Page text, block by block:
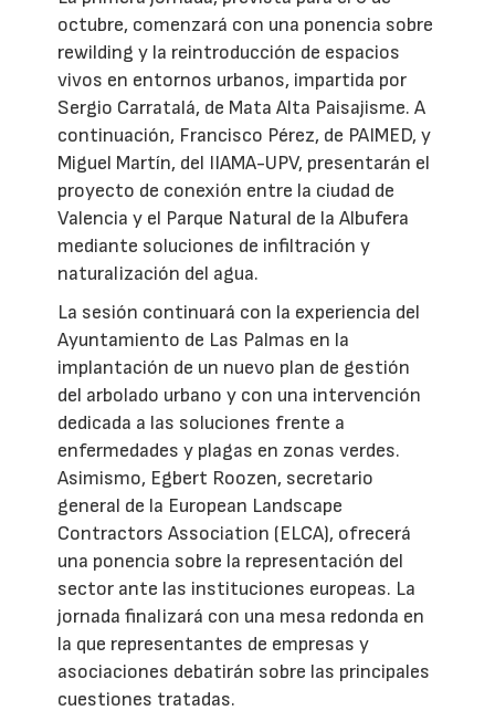
octubre, comenzará con una ponencia sobre
rewilding y la reintroducción de espacios
vivos en entornos urbanos, impartida por
Sergio Carratalá, de Mata Alta Paisajisme. A
continuación, Francisco Pérez, de PAIMED, y
Miguel Martín, del IIAMA-UPV, presentarán el
proyecto de conexión entre la ciudad de
Valencia y el Parque Natural de la Albufera
mediante soluciones de infiltración y
naturalización del agua.
La sesión continuará con la experiencia del
Ayuntamiento de Las Palmas en la
implantación de un nuevo plan de gestión
del arbolado urbano y con una intervención
dedicada a las soluciones frente a
enfermedades y plagas en zonas verdes.
Asimismo, Egbert Roozen, secretario
general de la European Landscape
Contractors Association (ELCA), ofrecerá
una ponencia sobre la representación del
sector ante las instituciones europeas. La
jornada finalizará con una mesa redonda en
la que representantes de empresas y
asociaciones debatirán sobre las principales
cuestiones tratadas.